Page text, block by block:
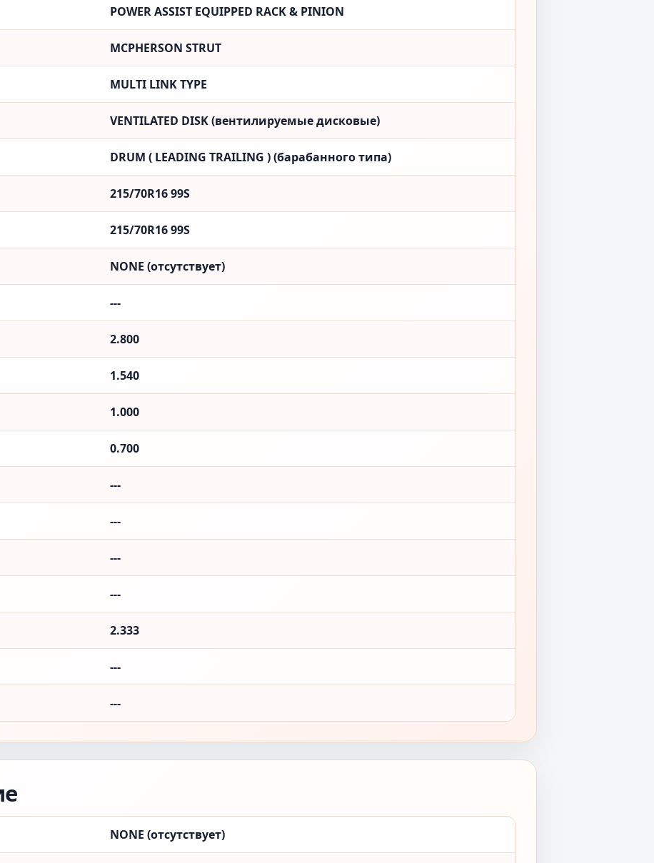
POWER ASSIST EQUIPPED RACK & PINION
MCPHERSON STRUT
MULTI LINK TYPE
VENTILATED DISK (вентилируемые дисковые)
DRUM ( LEADING TRAILING ) (барабанного типа)
215/70R16 99S
215/70R16 99S
NONE (отсутствует)
---
2.800
1.540
1.000
0.700
---
---
---
---
2.333
---
---
NONE (отсутствует)